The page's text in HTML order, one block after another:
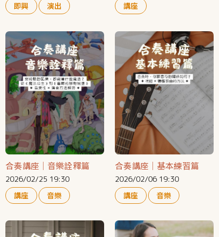
即興
演出
講座
合奏講座｜音樂詮釋篇
2026/02/25 19:30
講座
音樂
合奏講座｜基本練習篇
2026/02/06 19:30
講座
音樂